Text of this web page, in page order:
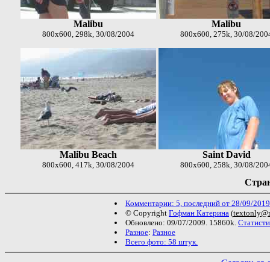
Malibu
800x600, 298k, 30/08/2004
Malibu
800x600, 275k, 30/08/
Malibu Beach
800x600, 417k, 30/08/2004
Saint David
800x600, 258k, 30/08/
Комментарии: 5, последний от 28/09/
© Copyright Гофман Катерина (
Обновлено: 09/07/2009. 15860k.
Разное: Разное
Всего фото: 58 штук.